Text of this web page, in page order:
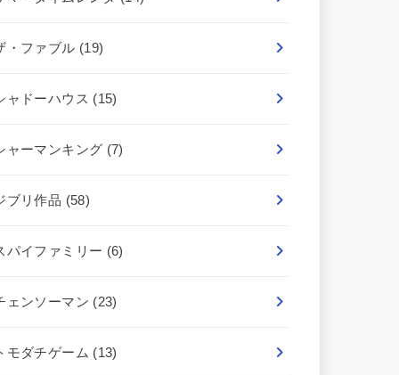
・ファブル (19)
ャドーハウス (15)
ャーマンキング (7)
ブリ作品 (58)
パイファミリー (6)
ェンソーマン (23)
モダチゲーム (13)